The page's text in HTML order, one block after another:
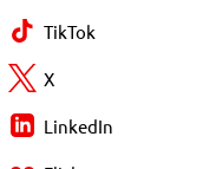
TikTok
X
LinkedIn